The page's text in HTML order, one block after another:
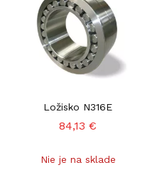
Ložisko N316E
84,13 €
Nie je na sklade